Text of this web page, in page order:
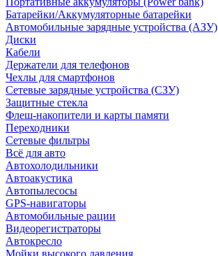
Батарейки/Аккумуляторные батарейки
Автомобильные зарядные устройства (АЗУ)
Диски
Кабели
Держатели для телефонов
Чехлы для смартфонов
Сетевые зарядные устройства (СЗУ)
Защитные стекла
Флеш-накопители и карты памяти
Переходники
Сетевые фильтры
Всё для авто
Автохолодильники
Автоакустика
Автопылесосы
GPS-навигаторы
Автомобильные рации
Видеорегистраторы
Автокресло
Мойки высокого давления